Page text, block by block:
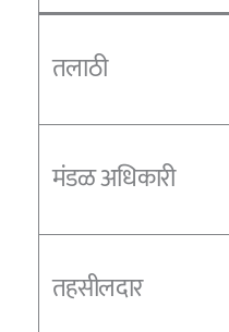
तलाठी
मंडळ अधिकारी
तहसीलदार